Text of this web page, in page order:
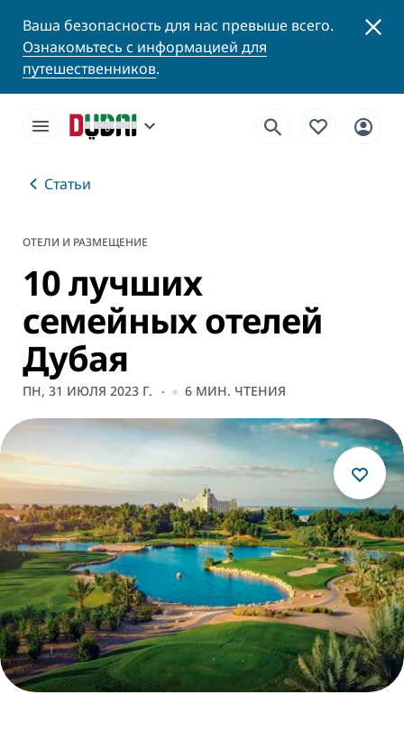
Ваша безопасность для нас превыше всего.
Ознакомьтесь с информацией для
путешественников.
Статьи
ОТЕЛИ И РАЗМЕЩЕНИЕ
10 лучших
семейных отелей
Дубая
ПН, 31 ИЮЛЯ 2023 Г. 6 МИН. ЧТЕНИЯ